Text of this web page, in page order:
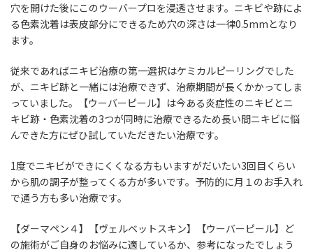
穴を開けた後にこのウーバープロを浸透させます。ニキビや跡によ
る色素沈着は表皮部分にできるため穴の深さは一律0.5mmとなり
ます。
従来であればニキビ治療の第一選択はケミカルピーリングでした
が、ニキビ跡と一緒には治療できず、治療期間が長くかかってしま
っていました。【ウーバーピール】は今ある炎症性のニキビとニ
キビ跡・色素沈着の3つが同時に治療できるため長い間ニキビに悩
んできた方にぜひ試していただきたい治療です。
1度でニキビができにくくなる方もいますがだいたい3回目くらい
から肌の調子が整ってくる方が多いです。予防的に月１のお手入れ
で通う方も多い治療です。
【ダーマペン４】【ヴェルベットスキン】【ウーバーピール】ど
の施術がご自身のお悩みに適しているか、参考になったでしょう